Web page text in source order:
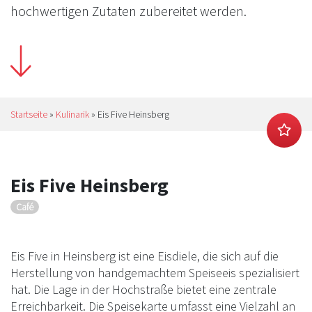
hochwertigen Zutaten zubereitet werden.
Startseite » Kulinarik » Eis Five Heinsberg
Eis Five Heinsberg
Café
Eis Five in Heinsberg ist eine Eisdiele, die sich auf die
Herstellung von handgemachtem Speiseeis spezialisiert
hat. Die Lage in der Hochstraße bietet eine zentrale
Erreichbarkeit. Die Speisekarte umfasst eine Vielzahl an